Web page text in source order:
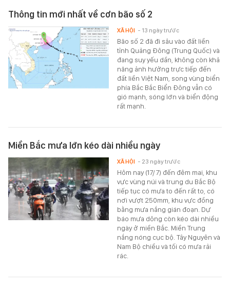
Thông tin mới nhất về cơn bão số 2
Bão số 2 đã đi sâu vào đất liền
tỉnh Quảng Đông (Trung Quốc) và
đang suy yếu dần, không còn khả
năng ảnh hưởng trực tiếp đến
đất liền Việt Nam, song vùng biển
phía Bắc Bắc Biển Đông vẫn có
gió mạnh, sóng lớn và biển động
rất mạnh.
XÃ HỘI - 13 ngày trước
Miền Bắc mưa lớn kéo dài nhiều ngày
Hôm nay (17/7) đến đêm mai, khu
vực vùng núi và trung du Bắc Bộ
tiếp tục có mưa to đến rất to, có
nơi vượt 250mm, khu vực đồng
bằng mưa nắng gián đoạn. Dự
báo mưa dông còn kéo dài nhiều
ngày ở miền Bắc. Miền Trung
nắng nóng cục bộ. Tây Nguyên và
Nam Bộ chiều và tối có mưa rải
rác.
XÃ HỘI - 23 ngày trước